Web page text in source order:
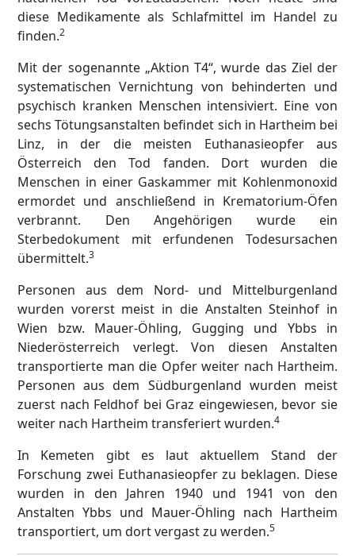
diese Medikamente als Schlafmittel im Handel zu
finden.2
Mit der sogenannte „Aktion T4“, wurde das Ziel der
systematischen Vernichtung von behinderten und
psychisch kranken Menschen intensiviert. Eine von
sechs Tötungsanstalten befindet sich in Hartheim bei
Linz, in der die meisten Euthanasieopfer aus
Österreich den Tod fanden. Dort wurden die
Menschen in einer Gaskammer mit Kohlenmonoxid
ermordet und anschließend in Krematorium-Öfen
verbrannt. Den Angehörigen wurde ein
Sterbedokument mit erfundenen Todesursachen
übermittelt.3
Personen aus dem Nord- und Mittelburgenland
wurden vorerst meist in die Anstalten Steinhof in
Wien bzw. Mauer-Öhling, Gugging und Ybbs in
Niederösterreich verlegt. Von diesen Anstalten
transportierte man die Opfer weiter nach Hartheim.
Personen aus dem Südburgenland wurden meist
zuerst nach Feldhof bei Graz eingewiesen, bevor sie
weiter nach Hartheim transferiert wurden.4
In Kemeten gibt es laut aktuellem Stand der
Forschung zwei Euthanasieopfer zu beklagen. Diese
wurden in den Jahren 1940 und 1941 von den
Anstalten Ybbs und Mauer-Öhling nach Hartheim
transportiert, um dort vergast zu werden.5